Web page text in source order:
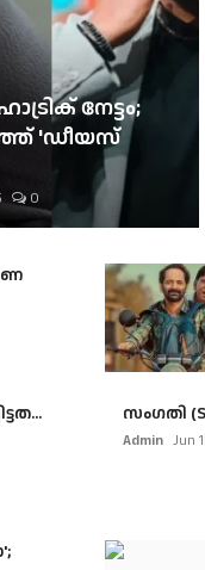
നേട്ടം;
'ഡീയസ്
0
സംഗതി
Admin Jun